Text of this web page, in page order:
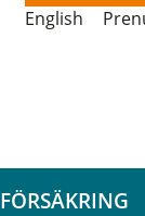
English
FÖRSÄKRING